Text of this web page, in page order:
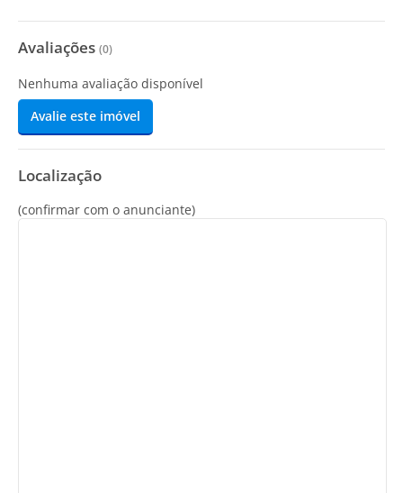
Avaliações (0)
Nenhuma avaliação disponível
Avalie este imóvel
Localização
(confirmar com o anunciante)